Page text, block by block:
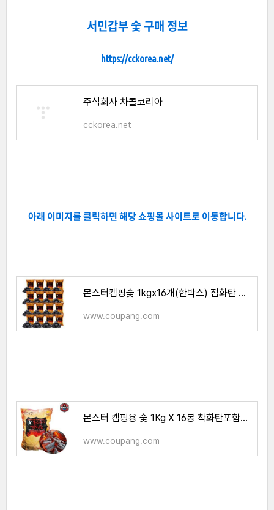
서민갑부 숯 구매 정보
https://cckorea.net/
주식회사 차콜코리아
cckorea.net
아래 이미지를 클릭하면 해당 쇼핑몰 사이트로 이동합니다.
몬스터캠핑숯 1kgx16개(한박스) 점화탄 캠핑숯 바베큐숯 참숯
www.coupang.com
몬스터 캠핑용 숯 1Kg X 16봉 착화탄포함(1박스) 캠핑숯 바베큐숯
www.coupang.com